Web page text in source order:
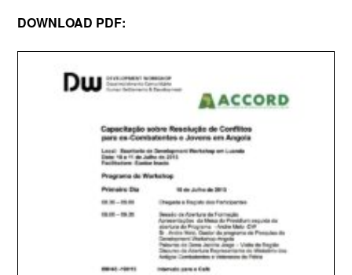
DOWNLOAD PDF: